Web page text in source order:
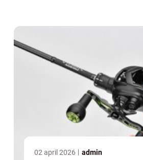
02 april 2026 admin